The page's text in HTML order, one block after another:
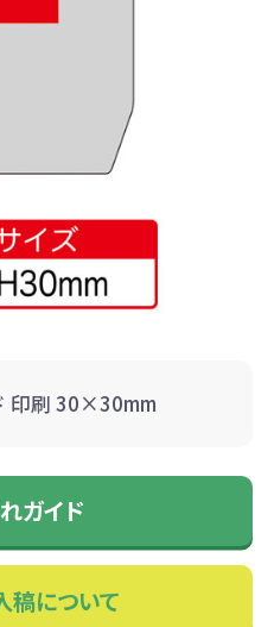
印刷 30×30mm
ガイド
稿について